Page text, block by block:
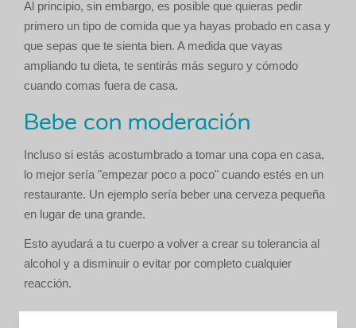
Al principio, sin embargo, es posible que quieras pedir
primero un tipo de comida que ya hayas probado en casa y
que sepas que te sienta bien. A medida que vayas
ampliando tu dieta, te sentirás más seguro y cómodo
cuando comas fuera de casa.
Bebe con moderación
Incluso si estás acostumbrado a tomar una copa en casa,
lo mejor sería "empezar poco a poco" cuando estés en un
restaurante. Un ejemplo sería beber una cerveza pequeña
en lugar de una grande.
Esto ayudará a tu cuerpo a volver a crear su tolerancia al
alcohol y a disminuir o evitar por completo cualquier
reacción.